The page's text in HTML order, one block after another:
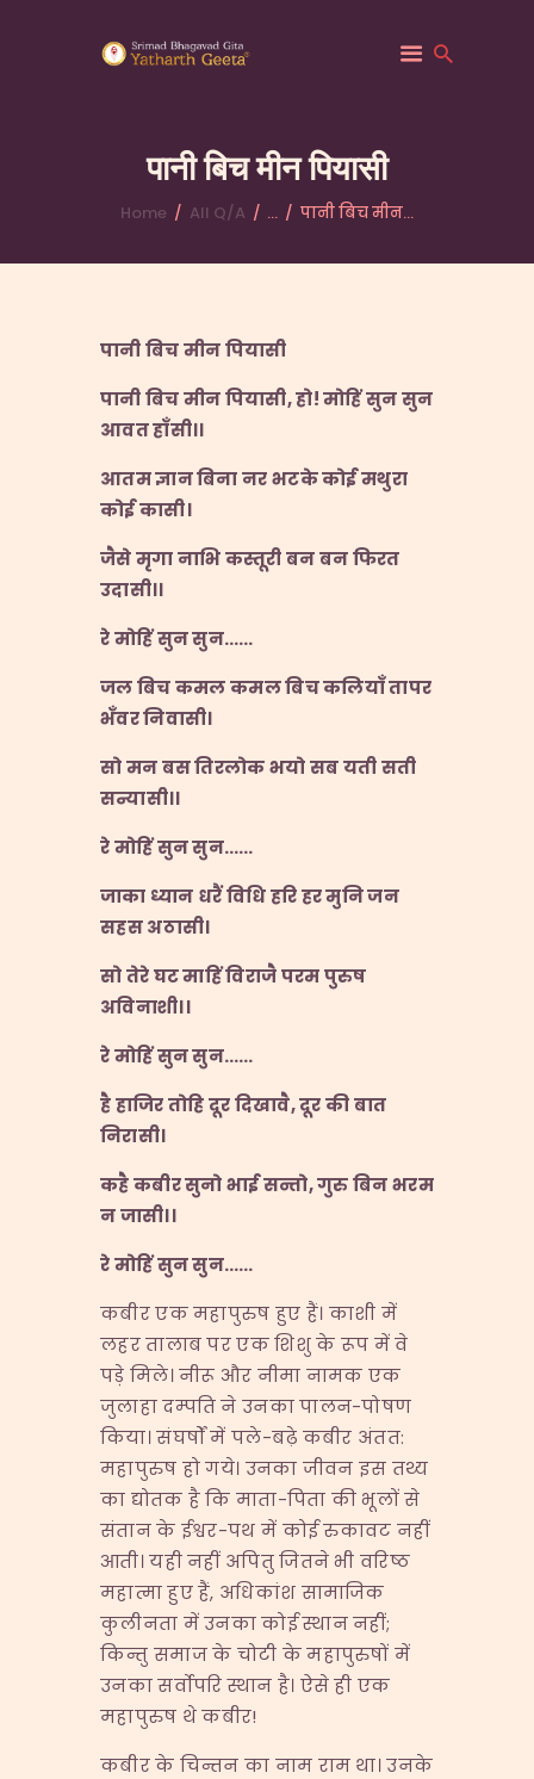
पानी बिच मीन पियासी
Home All Q/A ... पानी बिच मीन...
HOME
CONTACT US
पानी बिच मीन पियासी
पानी बिच मीन पियासी,हो!मोहिं सुन सुन
आवत हाँसी।।
आतम ज्ञान बिना नर भटके कोई मथुरा
कोई कासी।
जैसे मृगा नाभि कस्तूरी बन बन फिरत
उदासी।।
रे मोहिं सुन सुन……
जल बिच कमल कमल बिच कलियाँ तापर
भँवर निवासी।
सो मन बस तिरलोक भयो सब यती सती
सन्यासी।।
रे मोहिं सुन सुन……
जाका ध्यान धरैं विधि हरि हर मुनि जन
सहस अठासी।
सो तेरे घट माहिं विराजै परम पुरुष
अविनाशी।।
रे मोहिं सुन सुन……
है हाजिर तोहि दूर दिखावै,दूर की बात
निरासी।
कहै कबीर सुनो भाई सन्तो,गुरु बिन भरम
न जासी।।
रे मोहिं सुन सुन……
कबीर एक महापुरुष हुए हैं। काशी में
लहर तालाब पर एक शिशु के रूप में वे
पड़े मिले। नीरू और नीमा नामक एक
जुलाहा दम्पति ने उनका पालन-पोषण
किया। संघर्षों में पले-बढ़े कबीर अंतत:
महापुरुष हो गये। उनका जीवन इस तथ्य
का द्योतक है कि माता-पिता की भूलों से
संतान के ईश्वर-पथ में कोई रुकावट नहीं
आती। यही नहीं अपितु जितने भी वरिष्ठ
महात्मा हुए हैं, अधिकांश सामाजिक
कुलीनता में उनका कोई स्थान नहीं;
किन्तु समाज के चोटी के महापुरुषों में
उनका सर्वोपरि स्थान है। ऐसे ही एक
महापुरुष थे कबीर!
कबीर के चिन्तन का नाम राम था। उनके